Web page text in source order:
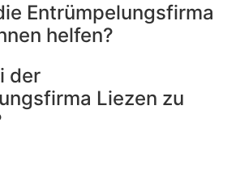
Entrümpelungsfirma
helfen?
der
Liezen zu